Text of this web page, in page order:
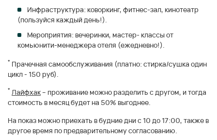
Инфраструктура: коворкинг, фитнес-зал, кинотеатр
(пользуйся каждый день!).
Мероприятия: вечеринки, мастер- классы от
комьюнити-менеджера отеля (ежедневно!).
* Прачечная самообслуживания (платно: стирка/сушка один
цикл - 150 руб).
* Лайфхак– проживание можно разделить с другом, и тогда
стоимость в месяц будет на 50% выгоднее.
На показ можно приехать в будние дни с 10 до 17:00, также в
другое время по предварительному согласованию.